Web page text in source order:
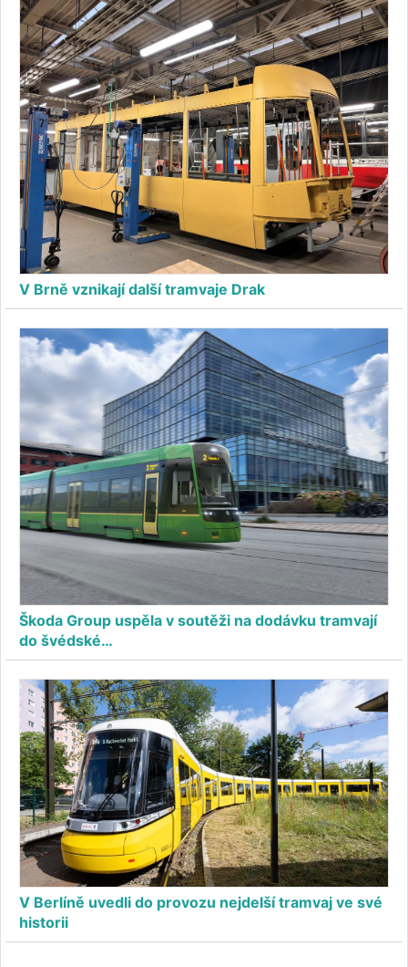
V Brně vznikají další tramvaje Drak
Škoda Group uspěla v soutěži na dodávku tramvají
do švédské…
V Berlíně uvedli do provozu nejdelší tramvaj ve své
historii